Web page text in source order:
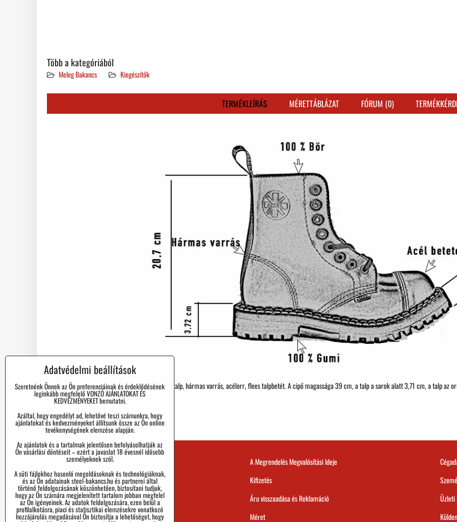
Több a kategóriából
Meleg Bakancs Kiegészítők
TERMÉKLEÍRÁS MÉRETTÁBLÁZAT FÓRUM (0)
8 lyukú bakancs, bőr felsőrész, keményített gumitalp, hármas varrás, acélorr, flees talpbetét. A cipő magassága 39 cm, a talp a sarok alatt 3,71 cm, a talp az
Kapcsolat
Blog
GIK
A márka örténete
A Megrendelés Megvalósítási Ideje
Kifizetés
Áru visszaadása és Reklamáció
Méret
Üzleti
Adatvédelmi beállítások
Szeretnénk Önnek az Ön preferenciáinak és érdeklődésének
leginkább megfelelő VONZÓ AJÁNLATOKAT ÉS
KEDVEZMÉNYEKET bemutatni.
Azáltal, hogy engedélyt ad, lehetővé teszi számunkra, hogy
ajánlatokat és kedvezményeket állítsunk össze az Ön online
tevékenységének elemzése alapján.
Az ajánlatok és a tartalmak jelentősen befolyásolhatják az
Ön vásárlási döntéseit – ezért a javaslat 18 évesnél idősebb
személyeknek szól.
A süti fájlokhoz hasonló megoldásoknak és technológiáknak,
és az Ön adatainak steel-bakancs.hu és partnerei által
történő feldolgozásának köszönhetően, biztosítani tudjuk,
hogy az Ön számára megjelenített tartalom jobban megfelel
az Ön igényeinek. Az adatok feldolgozására, ezen belül a
profilalkotásra, piaci és statisztikai elemzésekre vonatkozó
hozzájárulás megadásával Ön biztosítja a lehetőséget, hogy